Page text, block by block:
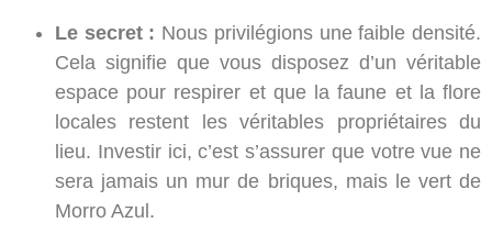
Le secret : Nous privilégions une faible densité.
Cela signifie que vous disposez d’un véritable
espace pour respirer et que la faune et la flore
locales restent les véritables propriétaires du
lieu. Investir ici, c’est s’assurer que votre vue ne
sera jamais un mur de briques, mais le vert de
Morro Azul.